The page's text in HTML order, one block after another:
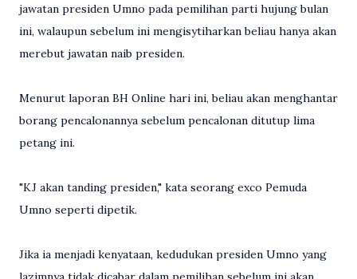
jawatan presiden Umno pada pemilihan parti hujung bulan
ini, walaupun sebelum ini mengisytiharkan beliau hanya akan
merebut jawatan naib presiden.
Menurut laporan BH Online hari ini, beliau akan menghantar
borang pencalonannya sebelum pencalonan ditutup lima
petang ini.
"KJ akan tanding presiden," kata seorang exco Pemuda
Umno seperti dipetik.
Jika ia menjadi kenyataan, kedudukan presiden Umno yang